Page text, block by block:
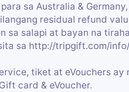
sa Australia &
residual refund
sa salapi at bayan na
sa http://tripgift.com/
tiket at eVouchers ay
card & eVoucher.